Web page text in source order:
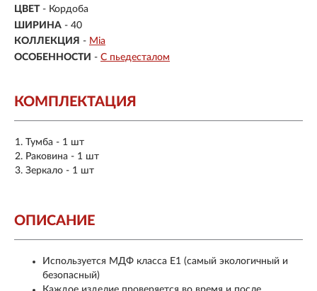
ЦВЕТ - Кордоба
ШИРИНА - 40
КОЛЛЕКЦИЯ - Mia
ОСОБЕННОСТИ - С пьедесталом
КОМПЛЕКТАЦИЯ
Тумба - 1 шт
Раковина - 1 шт
Зеркало - 1 шт
ОПИСАНИЕ
Используется МДФ класса Е1 (самый экологичный и
безопасный)